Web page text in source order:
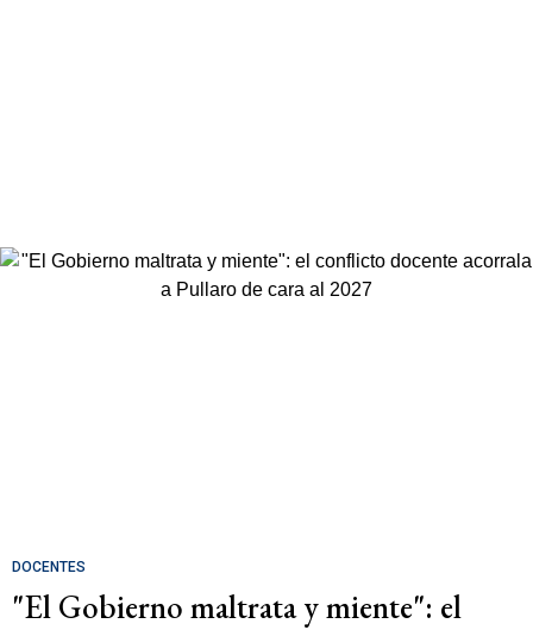
DOCENTES
"El Gobierno maltrata y miente": el